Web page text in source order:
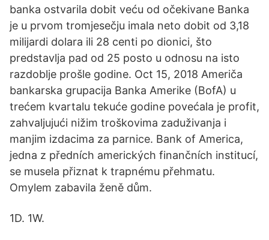
banka ostvarila dobit veću od očekivane Banka
je u prvom tromjesečju imala neto dobit od 3,18
milijardi dolara ili 28 centi po dionici, što
predstavlja pad od 25 posto u odnosu na isto
razdoblje prošle godine. Oct 15, 2018 Američa
bankarska grupacija Banka Amerike (BofA) u
trećem kvartalu tekuće godine povećala je profit,
zahvaljujući nižim troškovima zaduživanja i
manjim izdacima za parnice. Bank of America,
jedna z předních amerických finančních institucí,
se musela přiznat k trapnému přehmatu.
Omylem zabavila ženě dům.
1D. 1W.